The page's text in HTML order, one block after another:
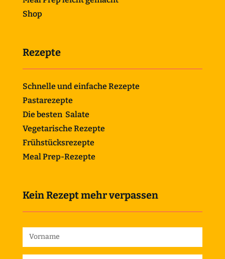
Shop
Rezepte
Schnelle und einfache Rezepte
Pastarezepte
Die besten Salate
Vegetarische Rezepte
Frühstücksrezepte
Meal Prep-Rezepte
Kein Rezept mehr verpassen